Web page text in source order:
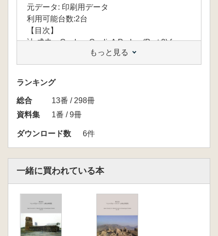
元データ: 印刷用データ
利用可能台数:2台
【目次】
辻 成史 Caelum Caeli. A Prolog (Part 2) from
松尾 登史子 古代マケドニアの石造物におけ
る大理石材使用に関する考察(Research on Use
of Marble Stone in Ancient Macedonian
Architecture and Other Stonework.)
喜田 いくみ イタリア・ルネサンス絵画にお
―(Altarpiece Capitals in Renaissance Venice.)
横山 操 坂本 稔 遠藤利恵 東村 純子
村上 由美子 泉 拓良
京都大学総合博物館 エジプト考古資料 コプ
ト織物について(Spectroscopic Analysis of
Dyes Used in Coptic Textiles in the Egypt
Collection of Kyoto University
Museum.)
長谷川 奏 エジプト・地中海沿岸湖沼地帯の
もっと見る
ランキング
総合
13番 / 298冊
資料集
1番 / 9冊
ダウンロード数 6件
一緒に買われている本